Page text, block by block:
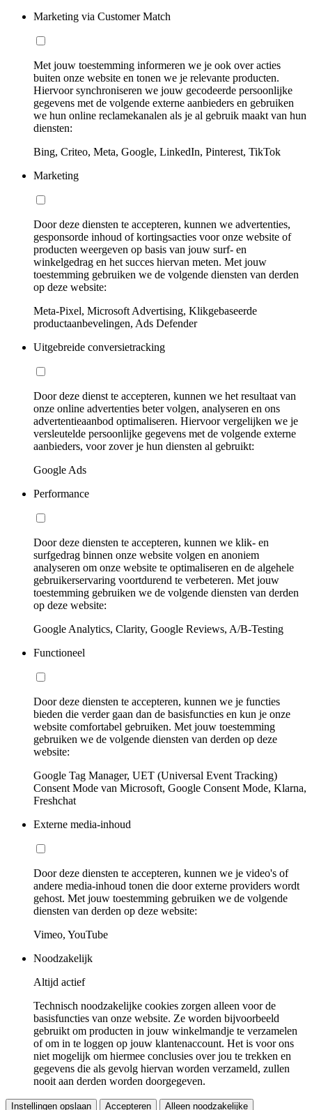
Marketing via Customer Match
Met jouw toestemming informeren we je ook over acties
buiten onze website en tonen we je relevante producten.
Hiervoor synchroniseren we jouw gecodeerde persoonlijke
gegevens met de volgende externe aanbieders en gebruiken
we hun online reclamekanalen als je al gebruik maakt van hun
diensten:
Bing, Criteo, Meta, Google, LinkedIn, Pinterest, TikTok
Marketing
Door deze diensten te accepteren, kunnen we advertenties,
gesponsorde inhoud of kortingsacties voor onze website of
producten weergeven op basis van jouw surf- en
winkelgedrag en het succes hiervan meten. Met jouw
toestemming gebruiken we de volgende diensten van derden
op deze website:
Meta-Pixel, Microsoft Advertising, Klikgebaseerde
productaanbevelingen, Ads Defender
Uitgebreide conversietracking
Door deze dienst te accepteren, kunnen we het resultaat van
onze online advertenties beter volgen, analyseren en ons
advertentieaanbod optimaliseren. Hiervoor vergelijken we je
versleutelde persoonlijke gegevens met de volgende externe
aanbieders, voor zover je hun diensten al gebruikt:
Google Ads
Performance
Door deze diensten te accepteren, kunnen we klik- en
surfgedrag binnen onze website volgen en anoniem
analyseren om onze website te optimaliseren en de algehele
gebruikerservaring voortdurend te verbeteren. Met jouw
toestemming gebruiken we de volgende diensten van derden
op deze website:
Google Analytics, Clarity, Google Reviews, A/B-Testing
Functioneel
Door deze diensten te accepteren, kunnen we je functies
bieden die verder gaan dan de basisfuncties en kun je onze
website comfortabel gebruiken. Met jouw toestemming
gebruiken we de volgende diensten van derden op deze
website:
Google Tag Manager, UET (Universal Event Tracking)
Consent Mode van Microsoft, Google Consent Mode, Klarna,
Freshchat
Externe media-inhoud
Door deze diensten te accepteren, kunnen we je video's of
andere media-inhoud tonen die door externe providers wordt
gehost. Met jouw toestemming gebruiken we de volgende
diensten van derden op deze website:
Vimeo, YouTube
Noodzakelijk
Altijd actief
Technisch noodzakelijke cookies zorgen alleen voor de
basisfuncties van onze website. Ze worden bijvoorbeeld
gebruikt om producten in jouw winkelmandje te verzamelen
of om in te loggen op jouw klantenaccount. Het is voor ons
niet mogelijk om hiermee conclusies over jou te trekken en
gegevens die als gevolg hiervan worden verzameld, zullen
nooit aan derden worden doorgegeven.
Instellingen opslaan Accepteren Alleen noodzakelijke